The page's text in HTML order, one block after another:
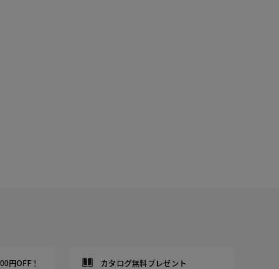
円OFF！ カタログ無料プレゼント